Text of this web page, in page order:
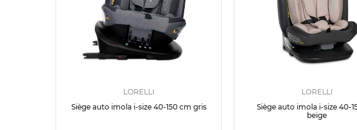
LORELLI
Siège auto imola i-size 40-150 cm gris
LORELLI
Siège auto imola i-size 40-
beige